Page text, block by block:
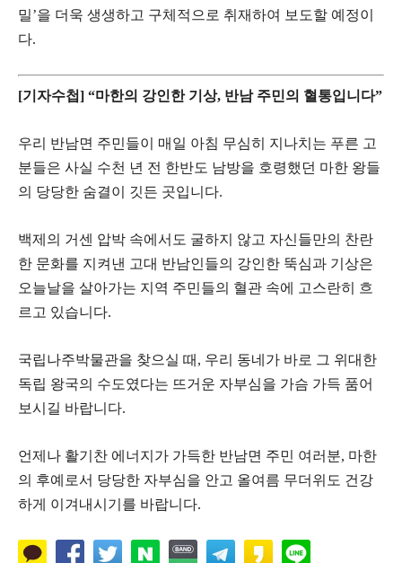
밀’을 더욱 생생하고 구체적으로 취재하여 보도할 예정이
다.
[기자수첩] “마한의 강인한 기상, 반남 주민의 혈통입니다”
​우리 반남면 주민들이 매일 아침 무심히 지나치는 푸른 고
분들은 사실 수천 년 전 한반도 남방을 호령했던 마한 왕들
의 당당한 숨결이 깃든 곳입니다.
​백제의 거센 압박 속에서도 굴하지 않고 자신들만의 찬란
한 문화를 지켜낸 고대 반남인들의 강인한 뚝심과 기상은
오늘날을 살아가는 지역 주민들의 혈관 속에 고스란히 흐
르고 있습니다.
국립나주박물관을 찾으실 때, 우리 동네가 바로 그 위대한
독립 왕국의 수도였다는 뜨거운 자부심을 가슴 가득 품어
보시길 바랍니다.
​언제나 활기찬 에너지가 가득한 반남면 주민 여러분, 마한
의 후예로서 당당한 자부심을 안고 올여름 무더위도 건강
하게 이겨내시기를 바랍니다.